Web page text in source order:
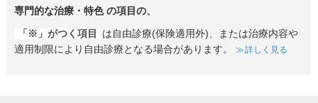
専門的な治療・特色の項目の、
「※」がつく項目
は自由診療(保険適用外)、または治療内容や
適用制限により自由診療となる場合があります。
詳しく見る